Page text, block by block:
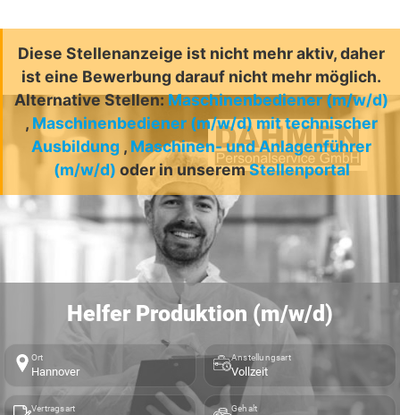
Diese Stellenanzeige ist nicht mehr aktiv, daher
ist eine Bewerbung darauf nicht mehr möglich.
Alternative Stellen:Maschinenbediener (m/w/d)
, Maschinenbediener (m/w/d) mit technischer
Ausbildung , Maschinen- und Anlagenführer
(m/w/d) oder in unseremStellenportal
Helfer Produktion (m/w/d)
Ort
Hannover
Anstellungsart
Vollzeit
Vertragsart Gehalt